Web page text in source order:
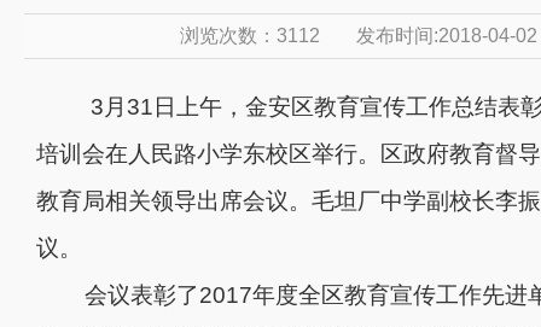
浏览次数： 3112 发布时间:2018-04-02
3 月31日上午，金安区教育宣传工作总结表
培训会在人民路小学东校区举行。区政府教育督
教育局相关领导出席会议。毛坦厂中学副校长李
议。
会议表彰了2017年度全区教育宣传工作先进